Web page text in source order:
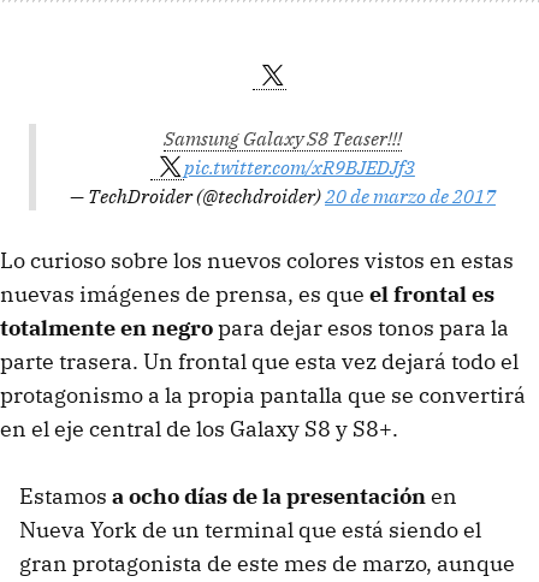
Samsung Galaxy S8 Teaser!!!
pic.twitter.com/xR9BJEDJf3
— TechDroider (@techdroider)20 de marzo de 2017
Lo curioso sobre los nuevos colores vistos en estas
nuevas imágenes de prensa, es que el frontal es
totalmente en negropara dejar esos tonos para la
parte trasera. Un frontal que esta vez dejará todo el
protagonismo a la propia pantalla que se convertirá
en el eje central de los Galaxy S8 y S8+.
Estamos a ocho días de la presentaciónen
Nueva York de un terminal que está siendo el
gran protagonista de este mes de marzo, aunque